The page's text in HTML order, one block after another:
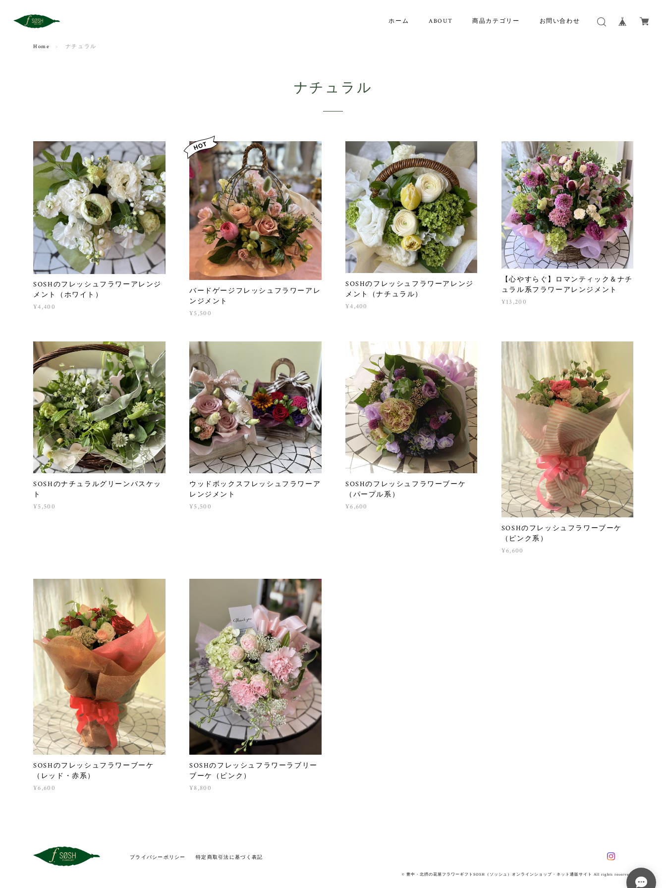
ホーム ABOUT 商品カテゴリー お問い合わせ
Home ナチュラル
ナチュラル
SOSHのフレッシュフラワーアレンジ
メント（ホワイト）
¥4,400
バードゲージフレッシュフラワーアレ
ンジメント
¥5,500
SOSHのフレッシュフラワーアレンジ
メント（ナチュラル）
¥4,400
【心やすらぐ】ロマンティック＆ナチ
ュラル系フラワーアレンジメント
¥13,200
SOSHのナチュラルグリーンバスケッ
ト
¥5,500
ウッドボックスフレッシュフラワーア
レンジメント
¥5,500
SOSHのフレッシュフラワーブーケ
（パープル系）
¥6,600
SOSHのフレッシュフラワーブーケ
（ピンク系）
¥6,600
SOSHのフレッシュフラワーブーケ
（レッド・赤系）
¥6,600
SOSHのフレッシュフラワーラブリー
ブーケ（ピンク）
¥8,800
プライバシーポリシー 特定商取引法に基づく表記
© 豊中・北摂の花屋フラワーギフトSOSH（ソッシュ）オンラインショップ・ネット通販サイト All rights reserved.